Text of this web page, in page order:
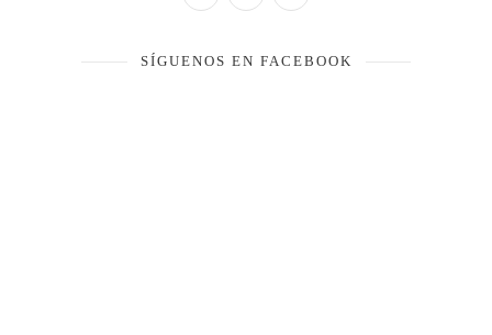
SÍGUENOS EN FACEBOOK